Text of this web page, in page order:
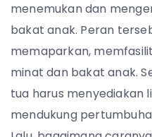
menemukan dan
bakat anak. Peran
memaparkan,
minat dan bakat anak.
tua harus menyediakan
mendukung